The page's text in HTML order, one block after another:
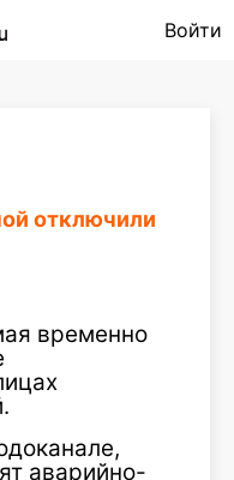
Войти
отключили
временно
аварийно-